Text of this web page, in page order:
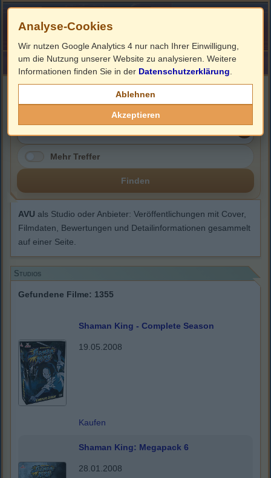
HOME ImpressumLinks
Mehr Treffer
Finden
AVU als Studio oder Anbieter: Veröffentlichungen mit Cover,
Filmdaten, Bewertungen und Detailinformationen gesammelt
auf einer Seite.
Studios
Gefundene Filme: 1355
Shaman King - Complete Season
19.05.2008
Kaufen
Shaman King: Megapack 6
28.01.2008
Analyse-Cookies
Wir nutzen Google Analytics 4 nur nach Ihrer Einwilligung,
um die Nutzung unserer Website zu analysieren. Weitere
Informationen finden Sie in der Datenschutzerklärung
Ablehnen
Akzeptieren